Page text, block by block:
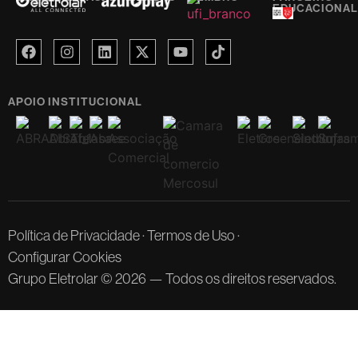
EDUCACIONAL
APOIO INSTITUCIONAL
Grupo Eletrolar © 2026 — Todos os direitos reservados.
Política de Privacidade· Termos de Uso ·
Configurar Cookies